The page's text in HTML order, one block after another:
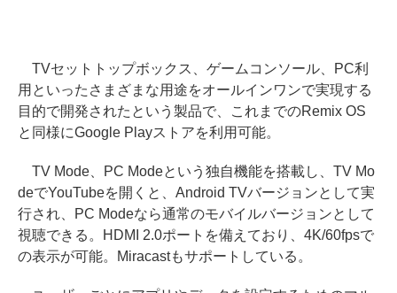
TVセットトップボックス、ゲームコンソール、PC利
用といったさまざまな用途をオールインワンで実現する
目的で開発されたという製品で、これまでのRemix OS
と同様にGoogle Playストアを利用可能。
TV Mode、PC Modeという独自機能を搭載し、TV Mo
deでYouTubeを開くと、Android TVバージョンとして実
行され、PC Modeなら通常のモバイルバージョンとして
視聴できる。HDMI 2.0ポートを備えており、4K/60fpsで
の表示が可能。Miracastもサポートしている。